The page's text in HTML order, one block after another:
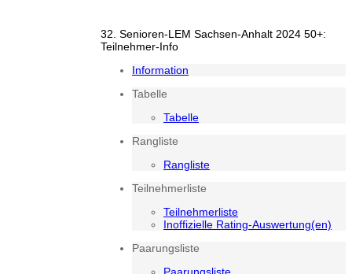
32. Senioren-LEM Sachsen-Anhalt 2024 50+:
Teilnehmer-Info
Information
Tabelle
Tabelle
Rangliste
Rangliste
Teilnehmerliste
Teilnehmerliste
Inoffizielle Rating-Auswertung(en)
Paarungsliste